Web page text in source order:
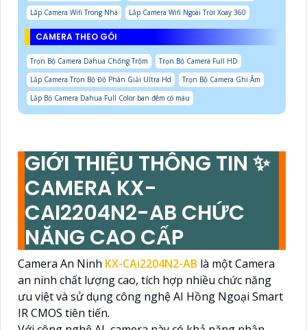
Lắp Camera Wifi Trong Nhà
Lắp Camera Wifi Ngoài Trời Xoay 360
CAMERA THEO GÓI
Trọn Bộ Camera Dahua Chống Trộm
Trọn Bộ Camera Full HD
Lắp Camera Trọn Bộ Độ Phân Giải Ultra Hd
Trọn Bộ Camera Ghi Âm
Lắp Bộ Camera Dahua Full Color ban đêm có màu
GIỚI THIỆU THÔNG TIN ✨
CAMERA KX-
CAI2204N2-AB CHỨC
NĂNG CAO CẤP
Camera An Ninh KX-CAi2204N2-AB là một Camera
an ninh chất lượng cao, tích hợp nhiều chức năng
ưu việt và sử dụng công nghệ AI Hồng Ngoại Smart
IR CMOS tiên tiến.